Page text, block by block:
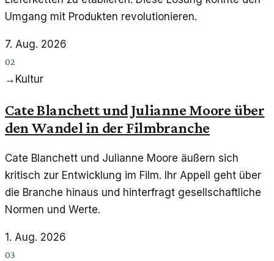
Umgang mit Produkten revolutionieren.
7. Aug. 2026
02
→ Kultur
Cate Blanchett und Julianne Moore über
den Wandel in der Filmbranche
Cate Blanchett und Julianne Moore äußern sich
kritisch zur Entwicklung im Film. Ihr Appell geht über
die Branche hinaus und hinterfragt gesellschaftliche
Normen und Werte.
1. Aug. 2026
03